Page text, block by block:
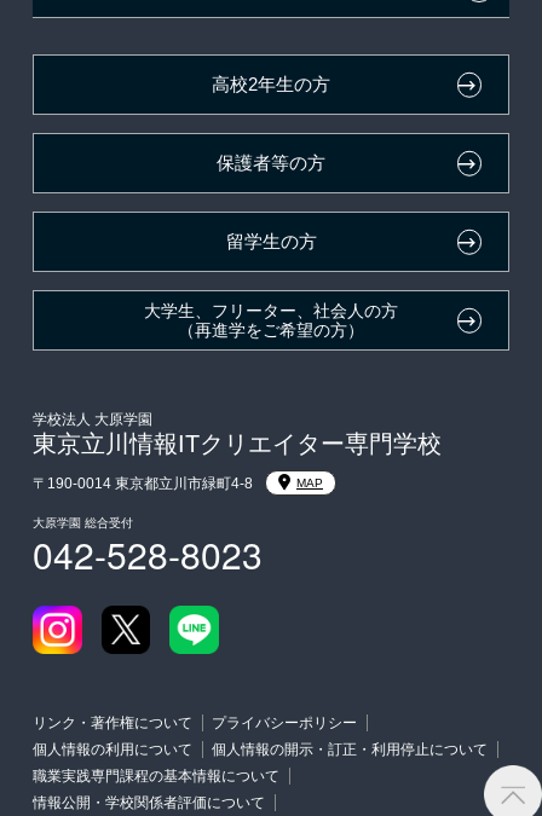
生徒会活動推薦入学
在校生・卒業生紹介推薦入学
大学生・短期大学生特別入学
学費
東京経営大学への3年次編入学
入学前のお勧め学習システム
大学・短期大学・公務員併願制度
大原学園グループ案内
採用ご担当の方
高校2年生の方
保護者等の方
留学生の方
大学生、フリーター、社会人の方
（再進学をご希望の方）
学校法人 大原学園
東京立川情報ITクリエイター専門学校
〒190-0014 東京都立川市緑町4-8 MAP
大原学園 総合受付
042-528-8023
リンク・著作権について
プライバシーポリシー
個人情報の利用について
個人情報の開示・訂正・利用停止について
職業実践専門課程の基本情報について
情報公開・学校関係者評価について